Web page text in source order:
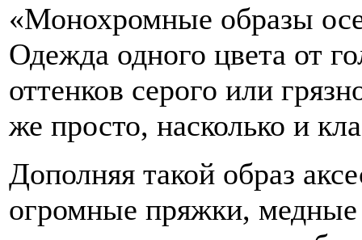
«Монохромные образы
Одежда одного цвета от
оттенков серого или
же просто, насколько и
Дополняя такой образ
огромные пряжки,